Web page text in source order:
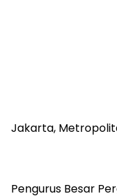
Jakarta,
Pengurus Besar